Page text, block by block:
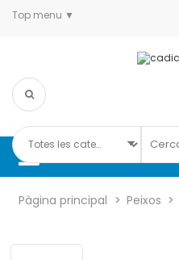
Top menu
Pàgina principal Peixos